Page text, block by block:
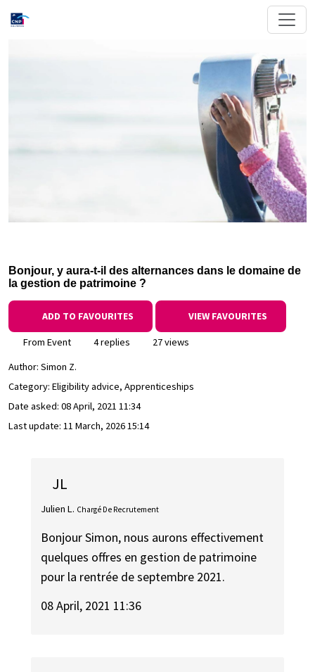
Bonjour, y aura-t-il des alternances dans le domaine de
la gestion de patrimoine ?
ADD TO FAVOURITES VIEW FAVOURITES
From Event 4 replies
27 views
Author: Simon Z.
Category: Eligibility advice, Apprenticeships
Date asked: 08 April, 2021 11:34
Last update: 11 March, 2026 15:14
JL
Julien L. Chargé De Recrutement
Bonjour Simon, nous aurons effectivement
quelques offres en gestion de patrimoine
pour la rentrée de septembre 2021.
08 April, 2021 11:36